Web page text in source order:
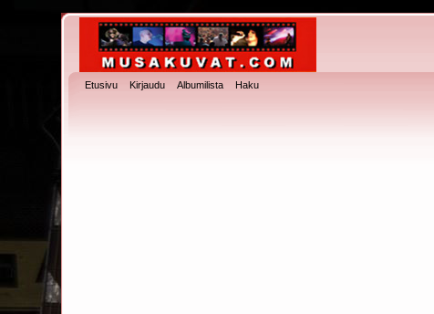
Etusivu Kirjaudu Albumilista Haku